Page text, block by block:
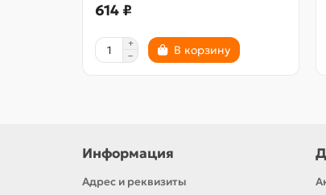
614 ₽
В корзину
Информация
Адрес и реквизиты